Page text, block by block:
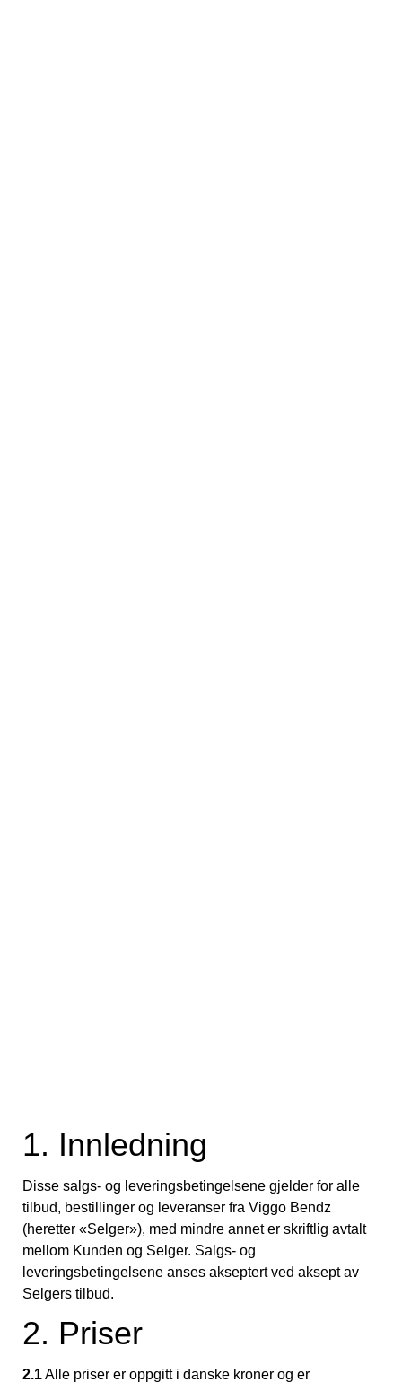
1. Innledning
Disse salgs- og leveringsbetingelsene gjelder for alle
tilbud, bestillinger og leveranser fra Viggo Bendz
(heretter «Selger»), med mindre annet er skriftlig avtalt
mellom Kunden og Selger. Salgs- og
leveringsbetingelsene anses akseptert ved aksept av
Selgers tilbud.
2. Priser
2.1Alle priser er oppgitt i danske kroner og er